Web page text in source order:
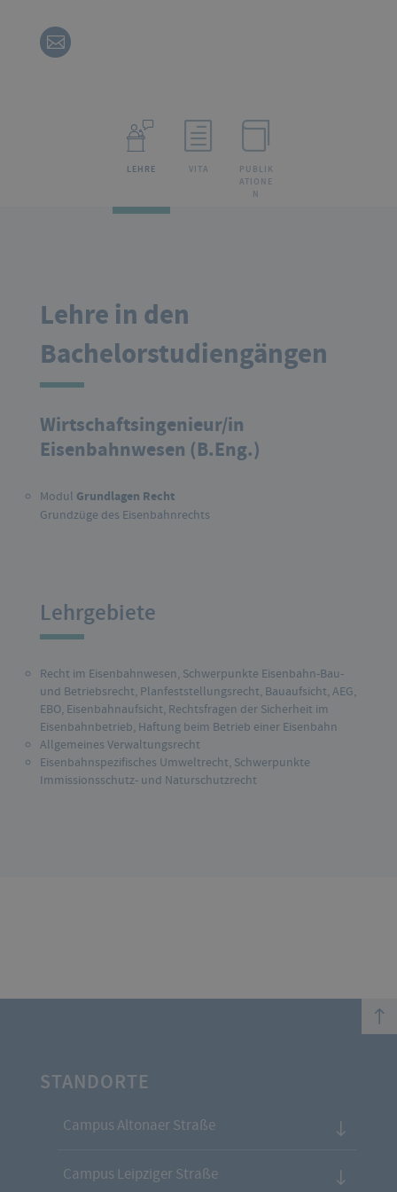
LEHRE VITA
PUBLIK
ATIONE
N
Lehre in den
Bachelorstudiengängen
Wirtschaftsingenieur/in
Eisenbahnwesen (B.Eng.)
Modul Grundlagen Recht
Grundzüge des Eisenbahnrechts
Lehrgebiete
Recht im Eisenbahnwesen, Schwerpunkte Eisenbahn-Bau-
und Betriebsrecht, Planfeststellungsrecht, Bauaufsicht, AEG,
EBO, Eisenbahnaufsicht, Rechtsfragen der Sicherheit im
Eisenbahnbetrieb, Haftung beim Betrieb einer Eisenbahn
Allgemeines Verwaltungsrecht
Eisenbahnspezifisches Umweltrecht, Schwerpunkte
Immissionsschutz- und Naturschutzrecht
top
STANDORTE
Campus Altonaer Straße
Campus Leipziger Straße